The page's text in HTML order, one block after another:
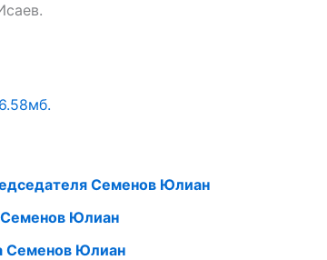
Семенов Юлиан
Семенов Юлиан
Семенов Юлиан